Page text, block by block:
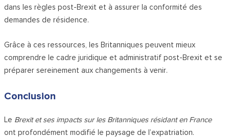
dans les règles post-Brexit et à assurer la conformité des
demandes de résidence.
Grâce à ces ressources, les Britanniques peuvent mieux
comprendre le cadre juridique et administratif post-Brexit et se
préparer sereinement aux changements à venir.
Conclusion
Le Brexit et ses impacts sur les Britanniques résidant en France
ont profondément modifié le paysage de l’expatriation.